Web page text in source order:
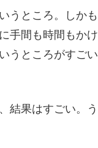
うところ。しかも
手間も時間もかけ
うところがすごい
結果はすごい。う